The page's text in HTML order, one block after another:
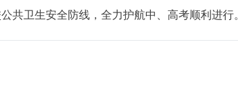
卫生安全防线，全力护航中、高考顺利进行。